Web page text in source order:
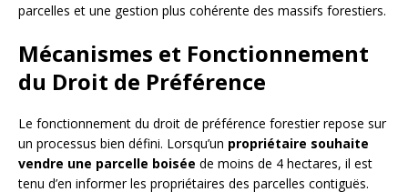
parcelles et une gestion plus cohérente des massifs forestiers.
Mécanismes et Fonctionnement
du Droit de Préférence
Le fonctionnement du droit de préférence forestier repose sur
un processus bien défini. Lorsqu’un propriétaire souhaite
vendre une parcelle boisée de moins de 4 hectares, il est
tenu d’en informer les propriétaires des parcelles contiguës.